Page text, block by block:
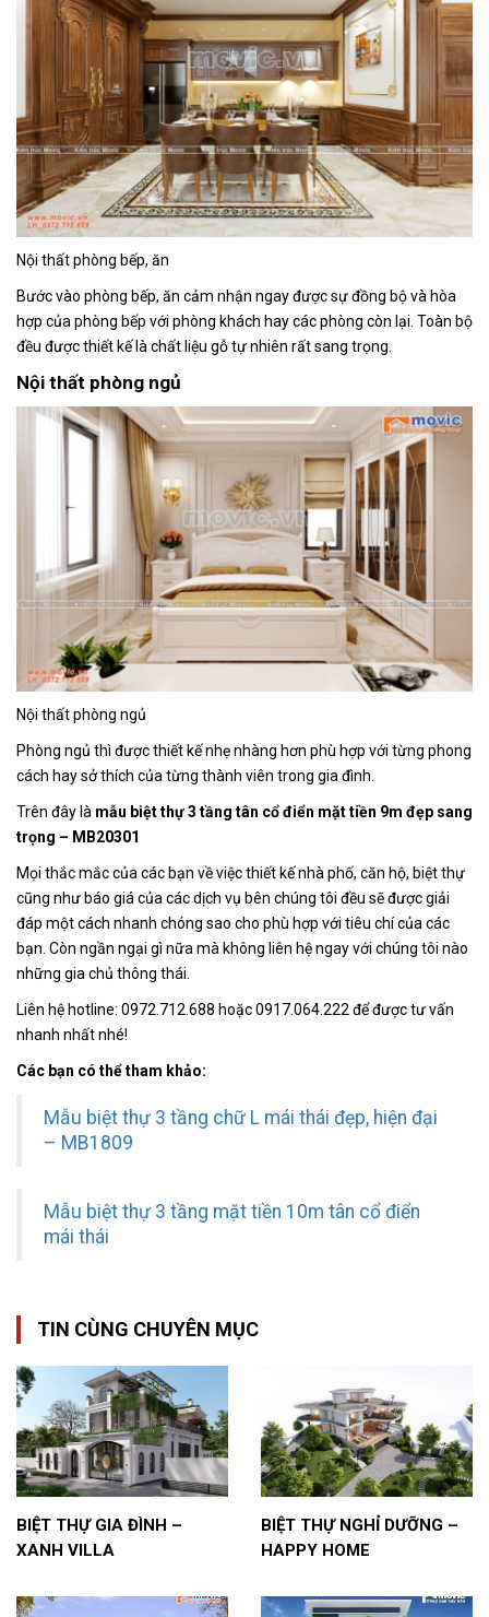
Nội thất phòng bếp, ăn
Bước vào phòng bếp, ăn cảm nhận ngay được sự đồng bộ và hòa
hợp của phòng bếp với phòng khách hay các phòng còn lại. Toàn bộ
đều được thiết kế là chất liệu gỗ tự nhiên rất sang trọng.
Nội thất phòng ngủ
Nội thất phòng ngủ
Phòng ngủ thì được thiết kế nhẹ nhàng hơn phù hợp với từng phong
cách hay sở thích của từng thành viên trong gia đình.
Trên đây là mẫu biệt thự 3 tầng tân cổ điển mặt tiền 9m đẹp sang
trọng – MB20301
Mọi thắc mắc của các bạn về việc thiết kế nhà phố, căn hộ, biệt thự
cũng như báo giá của các dịch vụ bên chúng tôi đều sẽ được giải
đáp một cách nhanh chóng sao cho phù hợp với tiêu chí của các
bạn. Còn ngần ngại gì nữa mà không liên hệ ngay với chúng tôi nào
những gia chủ thông thái.
Liên hệ hotline: 0972.712.688 hoặc 0917.064.222 để được tư vấn
nhanh nhất nhé!
Các bạn có thể tham khảo:
Mẫu biệt thự 3 tầng chữ L mái thái đẹp, hiện đại
– MB1809
Mẫu biệt thự 3 tầng mặt tiền 10m tân cổ điển
mái thái
TIN CÙNG CHUYÊN MỤC
BIỆT THỰ GIA ĐÌNH –
XANH VILLA
BIỆT THỰ NGHỈ DƯỠNG –
HAPPY HOME